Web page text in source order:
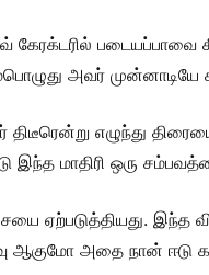
படையப்பாவை
அவர் முன்னாடியே
எழுந்து
மாதிரி ஒரு
ஏற்படுத்தியது.
அதை நான் ஈடு